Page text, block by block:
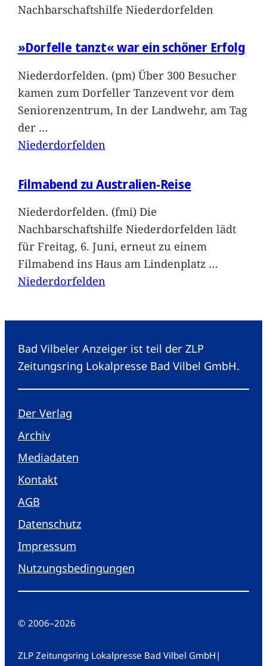
Nachbarschaftshilfe Niederdorfelden
»Dorfelle tanzt« war ein schöner Erfolg
Niederdorfelden. (pm) Über 300 Besucher
kamen zum Dorfeller Tanzevent vor dem
Seniorenzentrum, In der Landwehr, am Tag
der …
Niederdorfelden
Filmabend zu Australien-Reise
Niederdorfelden. (fmi) Die
Nachbarschaftshilfe Niederdorfelden lädt
für Freitag, 6. Juni, erneut zu einem
Filmabend ins Haus am Lindenplatz …
Niederdorfelden
Bad Vilbeler Anzeiger ist teil der ZLP
Zeitungsring Lokalpresse Bad Vilbel GmbH.
Der Verlag
Archiv
Mediadaten
Kontakt
AGB
Datenschutz
Impressum
Nutzungsbedingungen
© 2006–2026
ZLP Zeitungsring Lokalpresse Bad Vilbel GmbH |